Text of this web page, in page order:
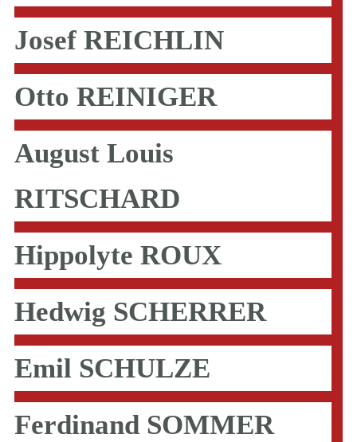
Josef REICHLIN
Otto REINIGER
August Louis
RITSCHARD
Hippolyte ROUX
Hedwig SCHERRER
Emil SCHULZE
Ferdinand SOMMER